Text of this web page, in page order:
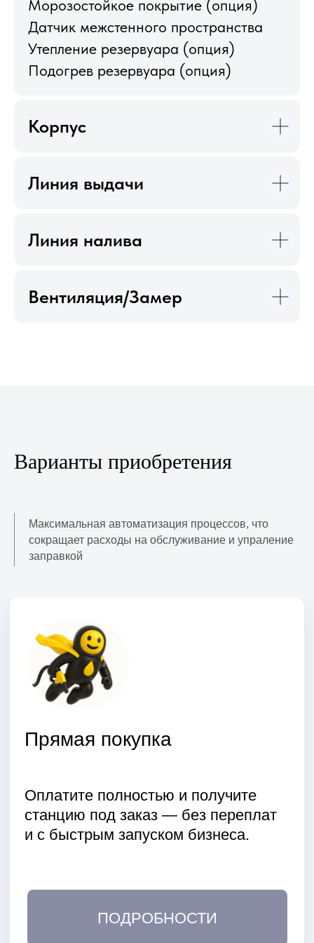
Морозостойкое покрытие (опция)
Датчик межстенного пространства
Утепление резервуара (опция)
Подогрев резервуара (опция)
Корпус
Линия выдачи
Линия налива
Вентиляция/Замер
Варианты приобретения
Максимальная автоматизация процессов, что
сокращает расходы на обслуживание и упраление
заправкой
обеспечения.
Стоимость наших
автоматизированных АЗС в 5 раз
ниже, чем строительство
стационарных заправок.
Установка АЗС занимает всего 1-2
дня. Вы можете начать
Скорость установки АЗС